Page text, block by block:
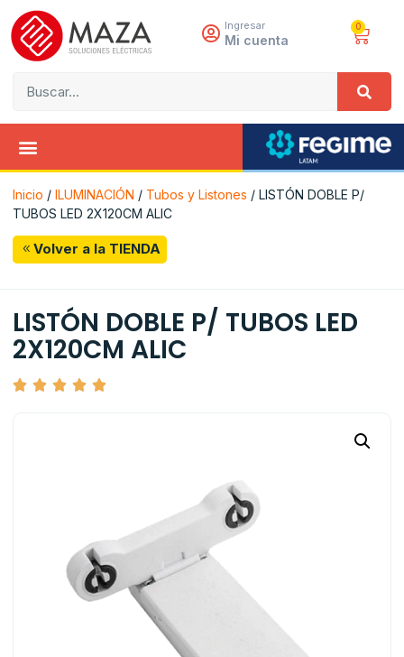
Ingresar
Mi cuenta
0
Inicio / ILUMINACIÓN / Tubos y Listones / LISTÓN DOBLE P/
TUBOS LED 2X120CM ALIC
Volver a la TIENDA
LISTÓN DOBLE P/ TUBOS LED
2X120CM ALIC